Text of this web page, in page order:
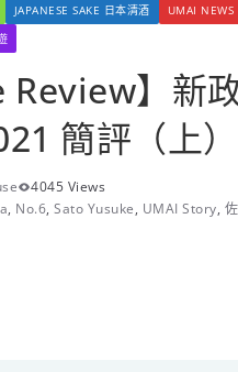
JAPANESE SAKE 日本清酒
UMAI NEWS
Review】新
簡評（上）
4045 Views
, No.6, Sato Yusuke, UMAI Story,